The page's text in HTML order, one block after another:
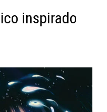
inspirado